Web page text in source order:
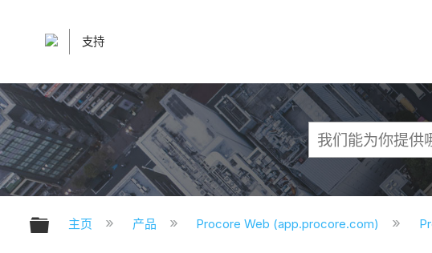
支持
扩展/隐缩全局层次
主页 产品 Procore Web (app.procore.com)